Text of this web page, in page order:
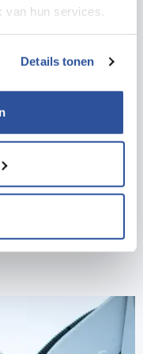
van hun services.
Details tonen